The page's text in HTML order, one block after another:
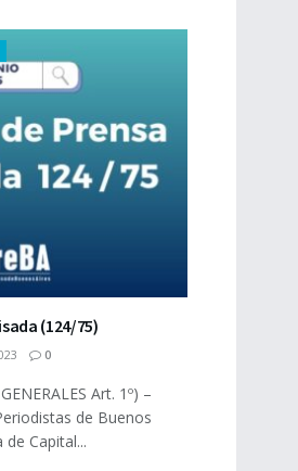
(124/75)
0
Art. 1º) –
de Buenos
Capital...